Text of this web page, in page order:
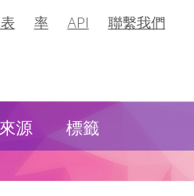
率 API 聯繫我們
源 標籤